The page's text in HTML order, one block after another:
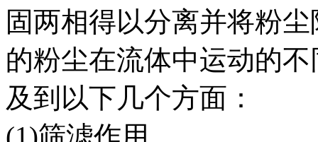
固两相得以分离并将粉
的粉尘在流体中运动的
及到以下几个方面：